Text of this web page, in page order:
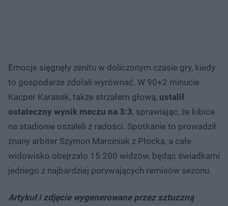
Emocje sięgnęły zenitu w doliczonym czasie gry, kiedy
to gospodarze zdołali wyrównać. W 90+2 minucie
Kacper Karasek, także strzałem głową, ustalił
ostateczny wynik meczu na 3:3, sprawiając, że kibice
na stadionie oszaleli z radości. Spotkanie to prowadził
znany arbiter Szymon Marciniak z Płocka, a całe
widowisko obejrzało 15 200 widzów, będąc świadkami
jednego z najbardziej porywających remisów sezonu.
Artykuł i zdjęcie wygenerowane przez sztuczną